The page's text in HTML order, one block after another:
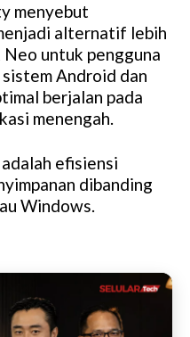
menyebut
alternatif lebih
untuk pengguna
Android dan
berjalan pada
menengah.
efisiensi
dibanding
Windows.